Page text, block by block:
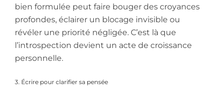
bien formulée peut faire bouger des croyances
profondes, éclairer un blocage invisible ou
révéler une priorité négligée. C’est là que
l’introspection devient un acte de croissance
personnelle.
3. Écrire pour clarifier sa pensée